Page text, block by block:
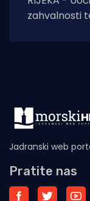
zahvalnosti
Jadranski web
Pratite nas